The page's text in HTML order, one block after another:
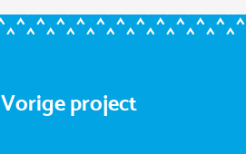
Vorige project